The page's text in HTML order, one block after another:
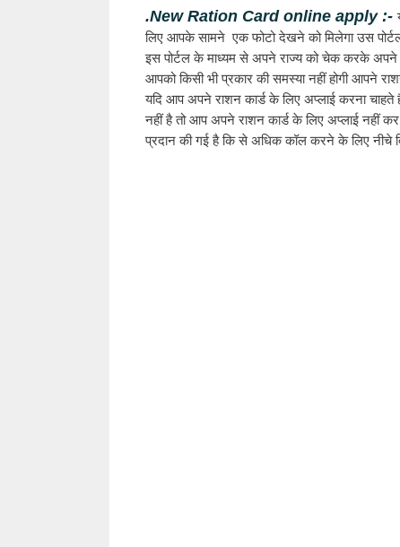
.New Ration Card online apply :-
लिए आपके सामने  एक फोटो देखने को मिलेगा उस
इस पोर्टल के माध्यम से अपने राज्य को चेक करके अपने
आपको किसी भी प्रकार की समस्या नहीं होगी आपने
यदि आप अपने राशन कार्ड के लिए अप्लाई करना चाहते
नहीं है तो आप अपने राशन कार्ड के लिए अप्लाई
प्रदान की गई है कि से अधिक कॉल करने के लिए